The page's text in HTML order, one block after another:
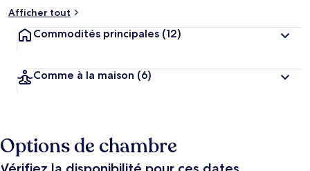
Afficher tout
Commodités principales (12)
Comme à la maison (6)
Options de chambre